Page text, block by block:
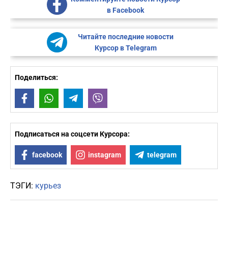
в Facebook
Читайте последние новости
Курсор в Telegram
Поделиться:
FacebookWhatsAppTelegram
Подписаться на соцсети Курсора:
facebook instagram telegram
ТЭГИ: курьез